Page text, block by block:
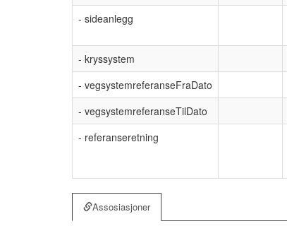
- sideanlegg
- kryssystem
- vegsystemreferanseFraDato
- vegsystemreferanseTilDato
- referanseretning
Assosiasjoner